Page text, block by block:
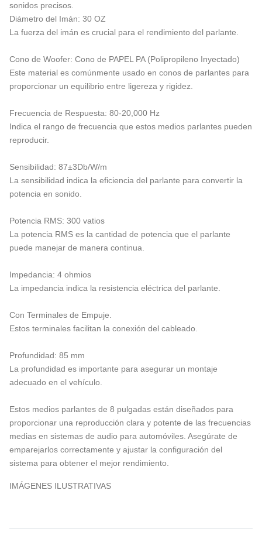
sonidos precisos.
Diámetro del Imán: 30 OZ
La fuerza del imán es crucial para el rendimiento del parlante.
Cono de Woofer: Cono de PAPEL PA (Polipropileno Inyectado)
Este material es comúnmente usado en conos de parlantes para
proporcionar un equilibrio entre ligereza y rigidez.
Frecuencia de Respuesta: 80-20,000 Hz
Indica el rango de frecuencia que estos medios parlantes pueden
reproducir.
Sensibilidad: 87±3Db/W/m
La sensibilidad indica la eficiencia del parlante para convertir la
potencia en sonido.
Potencia RMS: 300 vatios
La potencia RMS es la cantidad de potencia que el parlante
puede manejar de manera continua.
Impedancia: 4 ohmios
La impedancia indica la resistencia eléctrica del parlante.
Con Terminales de Empuje.
Estos terminales facilitan la conexión del cableado.
Profundidad: 85 mm
La profundidad es importante para asegurar un montaje
adecuado en el vehículo.
Estos medios parlantes de 8 pulgadas están diseñados para
proporcionar una reproducción clara y potente de las frecuencias
medias en sistemas de audio para automóviles. Asegúrate de
emparejarlos correctamente y ajustar la configuración del
sistema para obtener el mejor rendimiento.
IMÁGENES ILUSTRATIVAS